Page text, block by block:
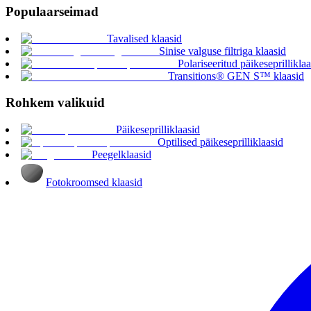
Populaarseimad
Tavalised klaasid
Sinise valguse filtriga klaasid
Polariseeritud
Transitions® GEN S™ klaasid
Rohkem valikuid
Päikeseprilliklaasid
Optilised päikeseprilliklaasid
Peegelklaasid
Fotokroomsed klaasid